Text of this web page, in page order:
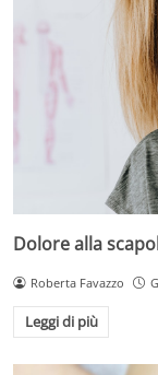
Dolore alla
Roberta Favazzo
Leggi di più